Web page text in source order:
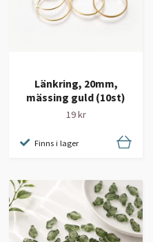
Länkring, 20mm,
mässing guld (10st)
19 kr
Finns i lager